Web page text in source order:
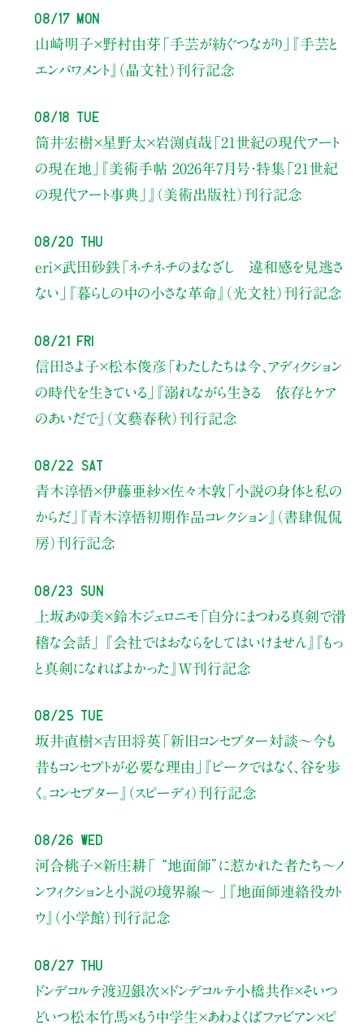
08/17 Mon
山崎明子×野村由芽 「手芸が紡ぐつながり」
『手芸と
エンパワメント』（晶文社）刊行記念
08/18 Tue
筒井宏樹×星野太×岩渕貞哉 「21世紀の現代アート
の現在地」
『美術手帖 2026年7月号・特集「21世紀
の現代アート事典」』（美術出版社）刊行記念
08/20 Thu
eri×武田砂鉄「ネチネチのまなざし 違和感を見逃さ
ない」
『暮らしの中の小さな革命』（光文社）刊行記念
08/21 Fri
信田さよ子×松本俊彦 「わたしたちは今、アディクション
の時代を生きている」
『溺れながら生きる 依存とケア
のあいだで』（文藝春秋）刊行記念
08/22 Sat
青木淳悟×伊藤亜紗×佐々木敦 「小説の身体と私の
からだ」
『青木淳悟初期作品コレクション』（書肆侃侃
房）刊行記念
08/23 Sun
上坂あゆ美×鈴木ジェロニモ 「自分にまつわる真剣で滑
稽な会話」
『会社ではおならをしてはいけません』『もっ
と真剣になればよかった』W刊行記念
08/25 Tue
坂井直樹×吉田将英「新旧コンセプター対談～今も
昔もコンセプトが必要な理由」
『ピークではなく、谷を歩
く。コンセプター』（スピーディ）刊行記念
08/26 Wed
河合桃子×新庄耕「 “地面師”に惹かれた者たち〜ノ
ンフィクションと小説の境界線〜 」
『地面師連絡役カト
ウ』（小学館）刊行記念
08/27 Thu
ドンデコルテ渡辺銀次×ドンデコルテ小橋共作×そいつ
どいつ松本竹馬×もう中学生×あわよくばファビアン×ピ